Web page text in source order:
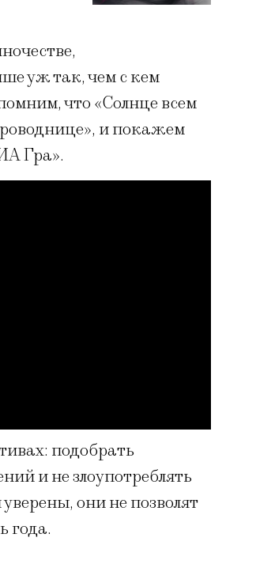
уж так, чем с кем
что «Солнце всем
и покажем
Гра».
подобрать
и не злоупотреблять
они не позволят
года.